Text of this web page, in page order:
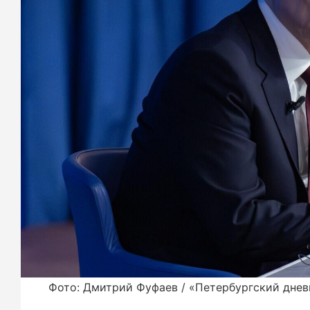
Фото: Дмитрий Фуфаев / «Петербургский